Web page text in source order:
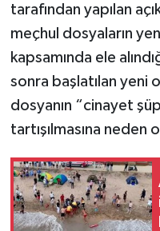
tarafından yapılan
meçhul dosyaların
kapsamında ele
sonra başlatılan yeni
dosyanın “cinayet
tartışılmasına neden